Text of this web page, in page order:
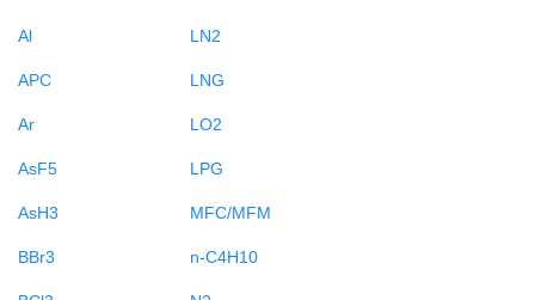
Al
APC
Ar
AsF5
AsH3
BBr3
LN2
LNG
LO2
LPG
MFC/MFM
n-C4H10